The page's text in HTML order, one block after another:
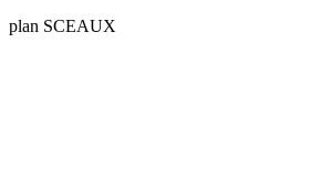
plan SCEAUX